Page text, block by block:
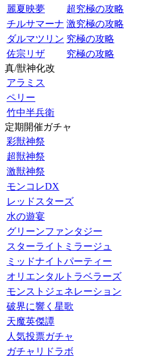
麗夏映夢
超究極の攻略
チルサマーナ 激究極の攻略
ダルマツリン 究極の攻略
佐宗リザ
究極の攻略
真/獣神化改
アラミス
ペリー
竹中半兵衛
定期開催ガチャ
彩獣神祭
超獣神祭
激獣神祭
モンコレDX
レッドスターズ
水の遊宴
グリーンファンタジー
スターライトミラージュ
ミッドナイトパーティー
オリエンタルトラベラーズ
モンストジェネレーション
破界に響く星歌
天魔英傑譚
人気投票ガチャ
ガチャリドラボ